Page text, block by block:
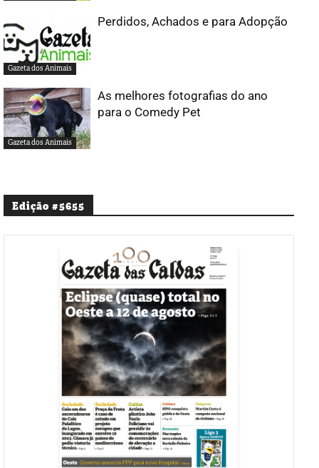
Gazeta dos Animais
Perdidos, Achados e para Adopção
Gazeta dos Animais
As melhores fotografias do ano
para o Comedy Pet
Edição #5655